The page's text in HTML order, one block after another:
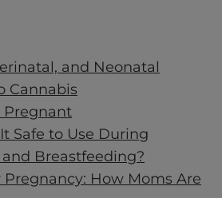
and Neonatal
Cannabis
Pregnant
Safe to Use During
Breastfeeding?
Pregnancy: How Moms Are